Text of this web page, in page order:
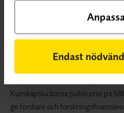
Endast
VETENSKAPLIG
Kunskapsluckorna publiceras på
ge forskare och